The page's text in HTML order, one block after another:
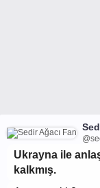
Ukrayna ile
kalkmış.